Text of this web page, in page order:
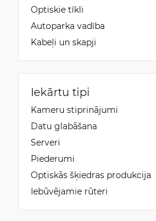
Optiskie tīkli
Autoparka vadība
Kabeļi un skapji
Iekārtu tipi
Kameru stiprinājumi
Datu glabāšana
Serveri
Piederumi
Optiskās šķiedras produkcija
Iebūvējamie rūteri